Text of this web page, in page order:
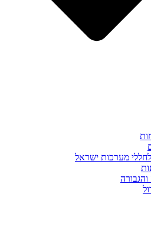
לחללי מערכות ישראל